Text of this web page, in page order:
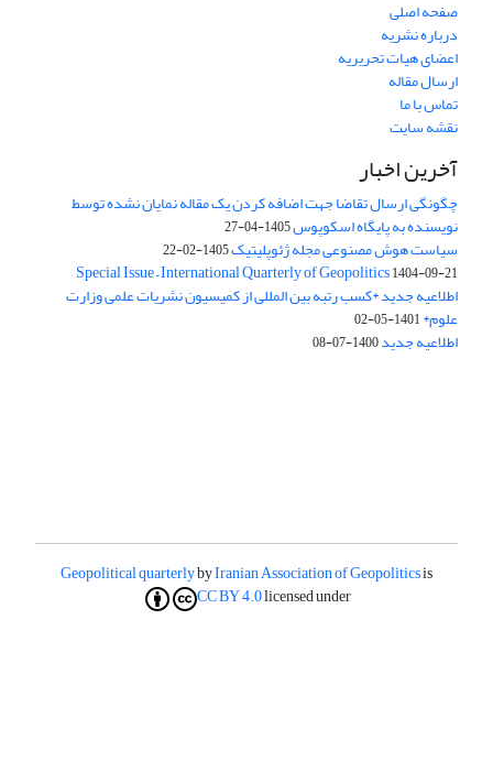
صفحه اصلی
درباره نشریه
اعضای هیات تحریریه
ارسال مقاله
تماس با ما
نقشه سایت
آخرین اخبار
چگونگی ارسال تقاضا جهت اضافه کردن یک مقاله نمایان نشده توسط
نویسنده به پایگاه اسکوپوس1405-04-27
سیاست هوش مصنوعی مجله ژئوپلیتیک1405-02-22
Special Issue – International Quarterly of Geopolitics1404-09-21
اطلاعیه جدید *کسب رتبه بین المللی از کمیسیون نشریات علمی وزارت
علوم*1401-05-02
اطلاعیه جدید1400-07-08
Geopolitical quarterlybyIranian Association of Geopoliticsis
licensed under
CC BY 4.0